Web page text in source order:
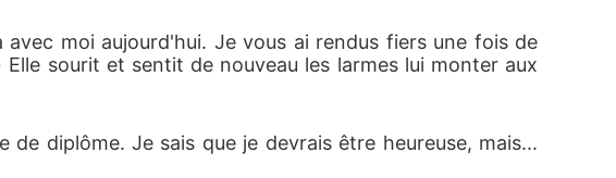
moi aujourd'hui. Je vous ai rendus fiers une fois de
sourit et sentit de nouveau les larmes lui monter aux
diplôme. Je sais que je devrais être heureuse, mais...